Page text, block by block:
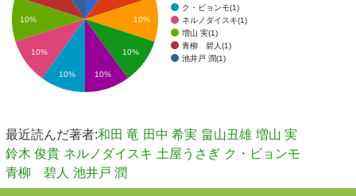
ク・ビョンモ(1)
ネルノダイスキ(1)
増山 実(1)
青柳 碧人(1)
池井戸 潤(1)
10%
10%
10%
10%
10% 10%
最近読んだ著者:和田 竜 田中 希実 畠山丑雄 増山 実
鈴木 俊貴 ネルノダイスキ 土屋うさぎ ク・ビョンモ
青柳 碧人 池井戸 潤